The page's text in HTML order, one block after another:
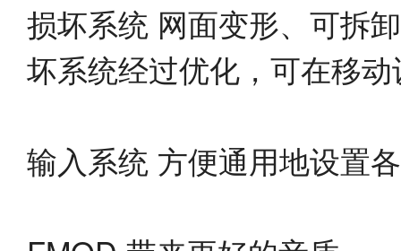
损坏系统 网面变形、可拆
坏系统经过优化，可在移
输入系统 方便通用地设置